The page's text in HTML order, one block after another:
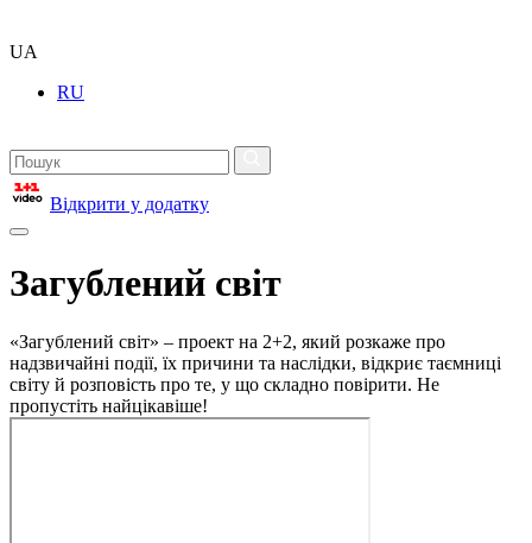
UA
RU
Відкрити у додатку
Загублений світ
«Загублений світ» – проект на 2+2, який розкаже про
надзвичайні події, їх причини та наслідки, відкриє таємниці
світу й розповість про те, у що складно повірити. Не
пропустіть найцікавіше!